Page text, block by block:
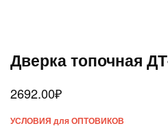
Дверка топочная
2692.00₽
УСЛОВИЯ для ОПТОВИКОВ